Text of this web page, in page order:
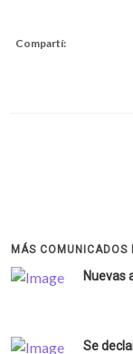
Compartí:
MÁS COMUNICADOS
Nuevas
Se